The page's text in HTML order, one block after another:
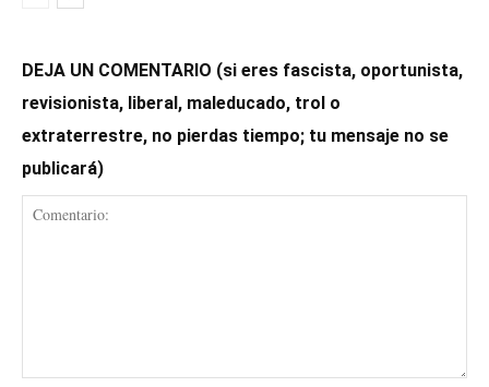
DEJA UN COMENTARIO (si eres fascista, oportunista,
revisionista, liberal, maleducado, trol o
extraterrestre, no pierdas tiempo; tu mensaje no se
publicará)